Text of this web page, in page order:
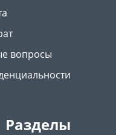
вопросы
Разделы